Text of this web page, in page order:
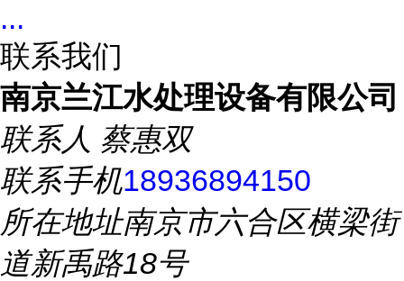
...
联系我们
南京兰江水处理设备有限公司
联系人 蔡惠双
联系手机18936894150
所在地址南京市六合区横梁街
道新禹路18号